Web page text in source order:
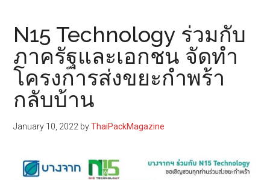
N15 Technology ร่วมกับ
ภาครัฐและเอกชน จัดทำ
โครงการส่งขยะกำพร้า
กลับบ้าน
January 10, 2022 byThaiPackMagazine